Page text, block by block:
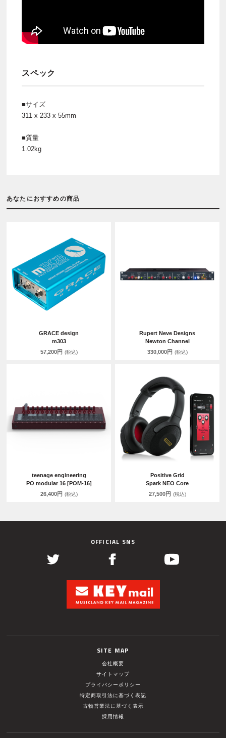
スペック
■サイズ
311 x 233 x 55mm
■質量
1.02kg
あなたにおすすめの商品
GRACE design
m303
57,200円 (税込)
Rupert Neve Designs
Newton Channel
330,000円 (税込)
teenage engineering
PO modular 16 [POM-16]
26,400円 (税込)
Positive Grid
Spark NEO Core
27,500円 (税込)
OFFICIAL SNS
SITE MAP
会社概要
サイトマップ
プライバシーポリシー
特定商取引法に基づく表記
古物営業法に基づく表示
採用情報